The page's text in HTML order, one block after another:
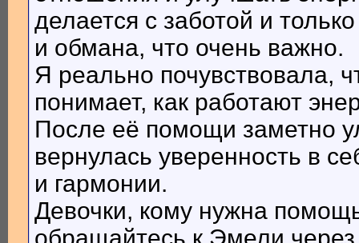
делается с заботой и
и обмана, что очень важно.
Я реально почувствовала,
понимает, как работают
После её помощи заметно
вернулась уверенность в
и гармонии.
Девочки, кому нужна